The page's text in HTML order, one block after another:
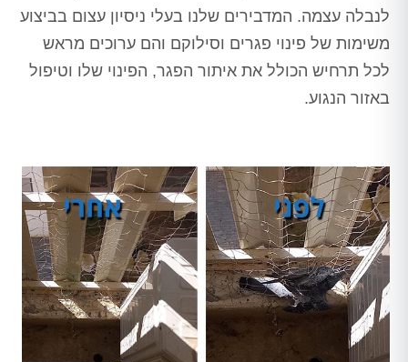
לנבלה עצמה. המדבירים שלנו בעלי ניסיון עצום בביצוע
משימות של פינוי פגרים וסילוקם והם ערוכים מראש
לכל תרחיש הכולל את איתור הפגר, הפינוי שלו וטיפול
באזור הנגוע.